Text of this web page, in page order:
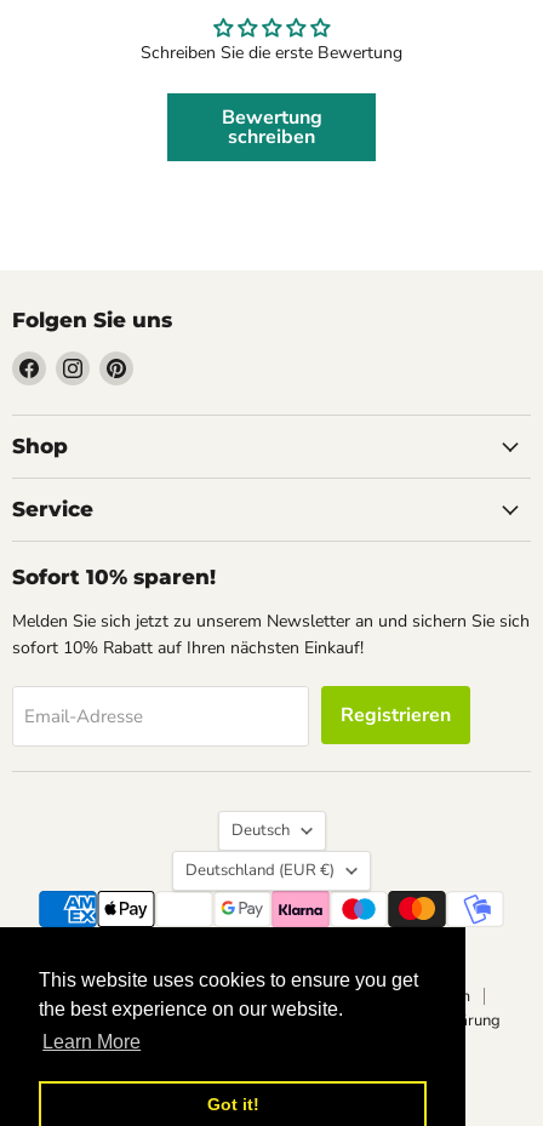
This website uses cookies to ensure you get
the best experience on our website.
Learn More
Got it!
This website uses cookies to ensure you get
the best experience on our website.
Learn More
Got it!
Schreiben Sie die erste Bewertung
Bewertung
schreiben
Folgen Sie uns
Finden
Sie
uns
auf
Finden
Sie
uns
Finden
uns
Shop
Service
Sofort 10% sparen!
Melden Sie sich jetzt zu unserem Newsletter an und sichern Sie sich
sofort 10% Rabatt auf Ihren nächsten Einkauf!
Email-Adresse Registrieren
Sprache
Deutsch
Land
Deutschland (EUR €)
Suchen Kontakt Über uns
Widerrufsrecht
Vertrag widerrufen
Datenschutzerklärung
Impressum
Allgemeine Geschäftsbedingungen
Barrierefreiheitserklärung
Powered by Shopify